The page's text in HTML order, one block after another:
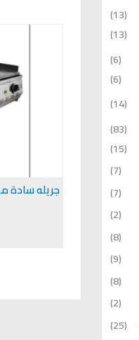
(13)
(13)
(6)
(6)
(14)
(83)
(15)
(7)
(7)
(2)
(8)
(9)
(8)
(2)
(25)
جريله سادة